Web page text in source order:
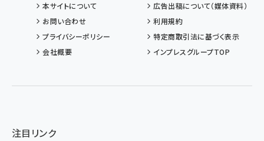
本サイトについて
広告出稿について（媒体資料）
お問い合わせ
利用規約
プライバシーポリシー
特定商取引法に基づく表示
会社概要
インプレスグループTOP
注目リンク